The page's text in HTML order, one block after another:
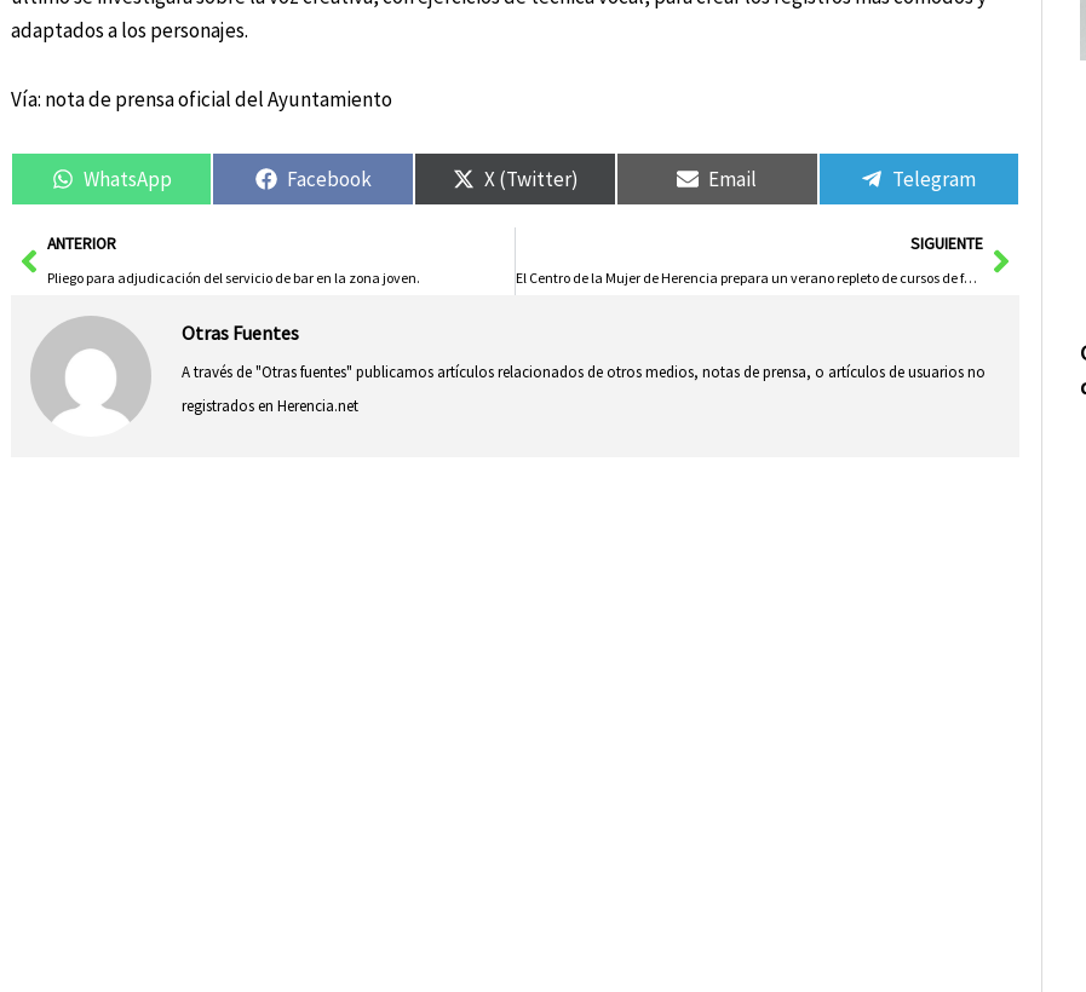
adaptados a los personajes.
Vía: nota de prensa oficial del Ayuntamiento
WhatsApp Facebook X (Twitter) Email Telegram
AntANTERIOR
Pliego para adjudicación del servicio de bar en la zona joven.
SIGUIENTE
El Centro de la Mujer de Herencia prepara un verano repleto de cursos de formación
Otras Fuentes
A través de "Otras fuentes" publicamos artículos relacionados de otros medios, notas de prensa, o artículos de usuarios no
registrados en Herencia.net